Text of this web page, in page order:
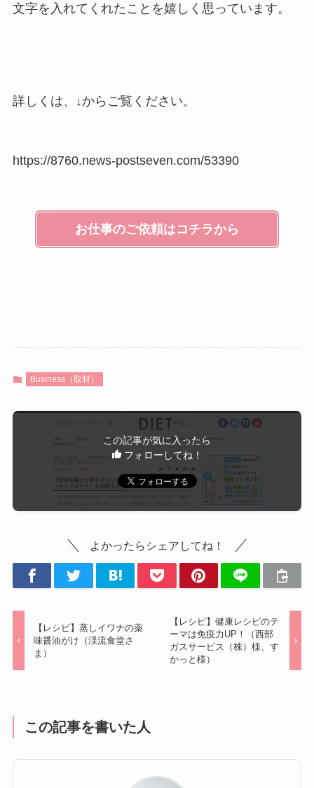
文字を入れてくれたことを嬉しく思っています。
詳しくは、↓からご覧ください。
https://8760.news-postseven.com/53390
お仕事のご依頼はコチラから
Business（取材）
この記事が気に入ったら
フォローしてね！
よかったらシェアしてね！
【レシピ】蒸しイワナの薬
味醤油がけ（渓流食堂さ
ま）
【レシピ】健康レシピのテ
ーマは免疫力UP！（西部
ガスサービス（株）様、す
かっと様）
この記事を書いた人